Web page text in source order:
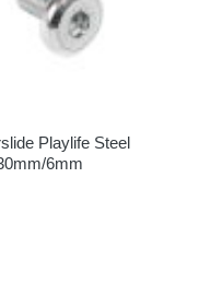
Playlife Steel
6mm